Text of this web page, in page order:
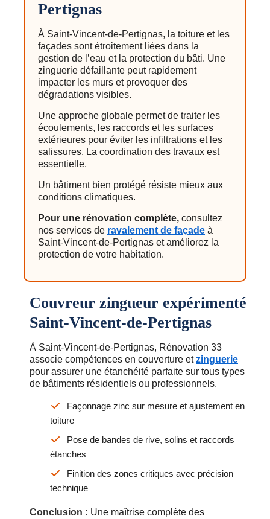
Pertignas
À Saint-Vincent-de-Pertignas, la toiture et les
façades sont étroitement liées dans la
gestion de l’eau et la protection du bâti. Une
zinguerie défaillante peut rapidement
impacter les murs et provoquer des
dégradations visibles.
Une approche globale permet de traiter les
écoulements, les raccords et les surfaces
extérieures pour éviter les infiltrations et les
salissures. La coordination des travaux est
essentielle.
Un bâtiment bien protégé résiste mieux aux
conditions climatiques.
Pour une rénovation complète, consultez
nos services de ravalement de façade à
Saint-Vincent-de-Pertignas et améliorez la
protection de votre habitation.
Couvreur zingueur expérimenté
Saint-Vincent-de-Pertignas
À Saint-Vincent-de-Pertignas, Rénovation 33
associe compétences en couverture etzinguerie
pour assurer une étanchéité parfaite sur tous types
de bâtiments résidentiels ou professionnels.
Façonnage zinc sur mesure et ajustement en
toiture
Pose de bandes de rive, solins et raccords
étanches
Finition des zones critiques avec précision
technique
Conclusion : Une maîtrise complète des